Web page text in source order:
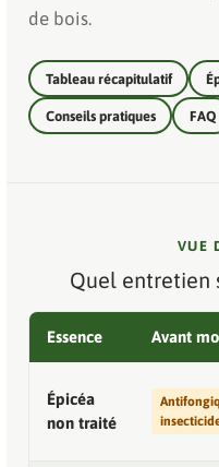
de bois.
Tableau récapitulatif
Conseils pratiques FAQ
VUE
Quel entretien
Essence Avant
Épicéa
non traité